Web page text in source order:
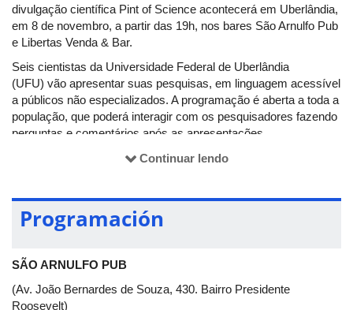
divulgação científica Pint of Science acontecerá em Uberlândia,
em 8 de novembro, a partir das 19h, nos bares São Arnulfo Pub
e Libertas Venda & Bar.
Seis cientistas da Universidade Federal de Uberlândia
(UFU) vão apresentar suas pesquisas, em linguagem acessível
a públicos não especializados. A programação é aberta a toda a
população, que poderá interagir com os pesquisadores fazendo
perguntas e comentários após as apresentações.
No bar São Arnulfo, Yara Cristina de Paiva Maia explicará como
em nosso cotidiano; e Samara Carbone responderá o que há
em comum entre o nosso desodorante e a atmosfera da
No Libertas, Ana Maria Bonetti abordará a questão dos
agrotóxicos e das abelhas; Paulo Henrique Ribeiro Gabriel
contará se devemos temer os algoritmos; e Daniela Franco
Continuar lendo
Programación
SÃO ARNULFO PUB
(Av. João Bernardes de Souza, 430. Bairro Presidente
Roosevelt)